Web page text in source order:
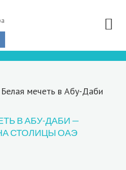
Белая мечеть в Абу-Даби
В АБУ-ДАБИ —
СТОЛИЦЫ ОАЭ